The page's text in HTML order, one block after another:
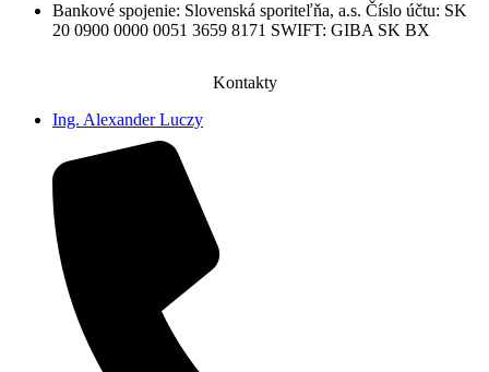
Bankové spojenie: Slovenská sporiteľňa, a.s. Číslo účtu: SK
20 0900 0000 0051 3659 8171 SWIFT: GIBA SK BX
Kontakty
Ing. Alexander Luczy